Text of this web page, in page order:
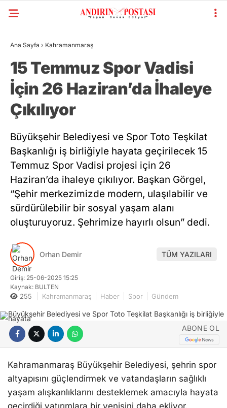
Ana Sayfa › Kahramanmaraş
15 Temmuz Spor Vadisi
İçin 26 Haziran’da İhaleye
Çıkılıyor
Büyükşehir Belediyesi ve Spor Toto Teşkilat
Başkanlığı iş birliğiyle hayata geçirilecek 15
Temmuz Spor Vadisi projesi için 26
Haziran’da ihaleye çıkılıyor. Başkan Görgel,
“Şehir merkezimizde modern, ulaşılabilir ve
sürdürülebilir bir sosyal yaşam alanı
oluşturuyoruz. Şehrimize hayırlı olsun” dedi.
Orhan Demir TÜM YAZILARI
Giriş: 25-06-2025 15:25
Kaynak: BULTEN
255 Kahramanmaraş Haber Spor Gündem
ABONE OL
Kahramanmaraş Büyükşehir Belediyesi, şehrin spor
altyapısını güçlendirmek ve vatandaşların sağlıklı
yaşam alışkanlıklarını desteklemek amacıyla hayata
geçirdiği yatırımlara bir yenisini daha ekliyor.